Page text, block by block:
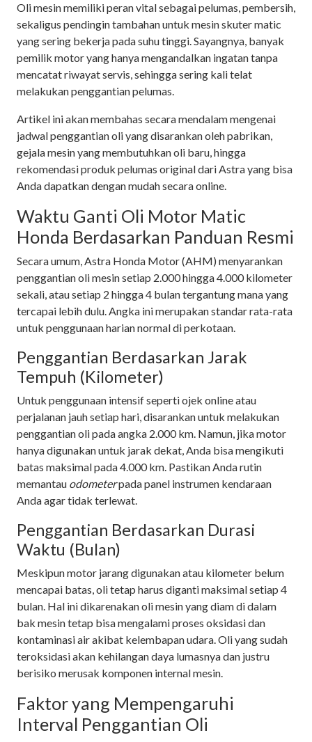
Oli mesin memiliki peran vital sebagai pelumas, pembersih,
sekaligus pendingin tambahan untuk mesin skuter matic
yang sering bekerja pada suhu tinggi. Sayangnya, banyak
pemilik motor yang hanya mengandalkan ingatan tanpa
mencatat riwayat servis, sehingga sering kali telat
melakukan penggantian pelumas.
Artikel ini akan membahas secara mendalam mengenai
jadwal penggantian oli yang disarankan oleh pabrikan,
gejala mesin yang membutuhkan oli baru, hingga
rekomendasi produk pelumas original dari Astra yang bisa
Anda dapatkan dengan mudah secara online.
Waktu Ganti Oli Motor Matic
Honda Berdasarkan Panduan Resmi
Secara umum, Astra Honda Motor (AHM) menyarankan
penggantian oli mesin setiap 2.000 hingga 4.000 kilometer
sekali, atau setiap 2 hingga 4 bulan tergantung mana yang
tercapai lebih dulu. Angka ini merupakan standar rata-rata
untuk penggunaan harian normal di perkotaan.
Penggantian Berdasarkan Jarak
Tempuh (Kilometer)
Untuk penggunaan intensif seperti ojek online atau
perjalanan jauh setiap hari, disarankan untuk melakukan
penggantian oli pada angka 2.000 km. Namun, jika motor
hanya digunakan untuk jarak dekat, Anda bisa mengikuti
batas maksimal pada 4.000 km. Pastikan Anda rutin
memantau odometerpada panel instrumen kendaraan
Anda agar tidak terlewat.
Penggantian Berdasarkan Durasi
Waktu (Bulan)
Meskipun motor jarang digunakan atau kilometer belum
mencapai batas, oli tetap harus diganti maksimal setiap 4
bulan. Hal ini dikarenakan oli mesin yang diam di dalam
bak mesin tetap bisa mengalami proses oksidasi dan
kontaminasi air akibat kelembapan udara. Oli yang sudah
teroksidasi akan kehilangan daya lumasnya dan justru
berisiko merusak komponen internal mesin.
Faktor yang Mempengaruhi
Interval Penggantian Oli